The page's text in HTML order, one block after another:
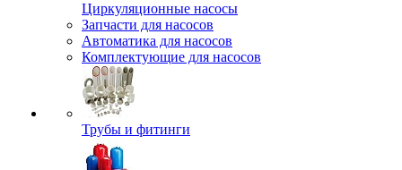
Циркуляционные насосы
Запчасти для насосов
Автоматика для насосов
Комплектующие для насосов
Трубы и фитинги